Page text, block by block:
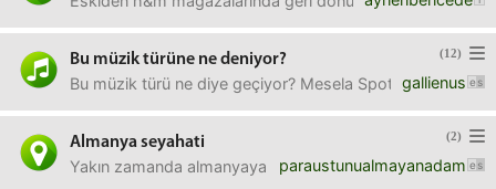
(12)
Bu müzik türüne ne deniyor?
gallienus
Bu müzik türü ne diye geçiyor? Mesela Spotify'da ne
(2)
Almanya seyahati
paraustunualmayanadam
Yakın zamanda almanyaya gidecek birisi varsa küçük